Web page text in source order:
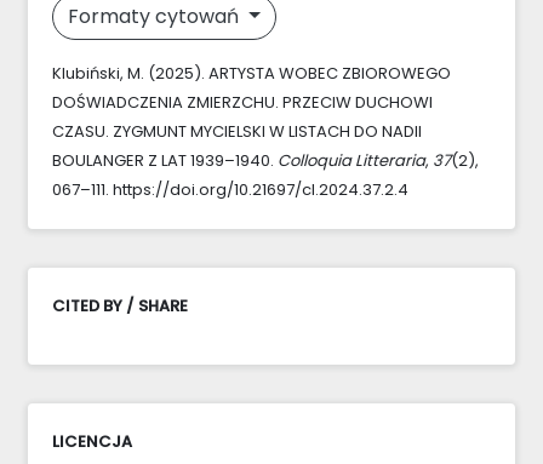
Formaty cytowań
Klubiński, M. (2025). ARTYSTA WOBEC ZBIOROWEGO
DOŚWIADCZENIA ZMIERZCHU. PRZECIW DUCHOWI
CZASU. ZYGMUNT MYCIELSKI W LISTACH DO NADII
BOULANGER Z LAT 1939–1940. Colloquia Litteraria, 37(2),
067–111. https://doi.org/10.21697/cl.2024.37.2.4
CITED BY / SHARE
LICENCJA